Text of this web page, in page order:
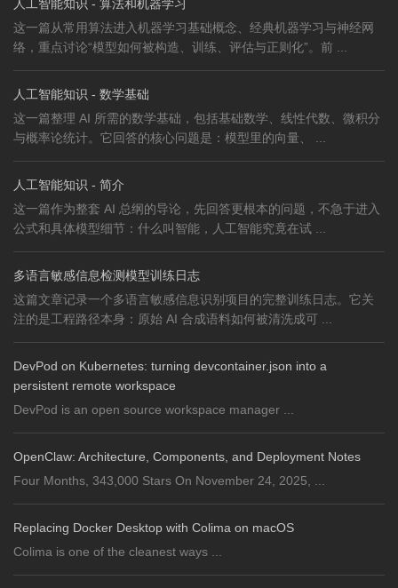
人工智能知识 - 算法和机器学习
这一篇从常用算法进入机器学习基础概念、经典机器学习与神经网
络，重点讨论“模型如何被构造、训练、评估与正则化”。前 ...
人工智能知识 - 数学基础
这一篇整理 AI 所需的数学基础，包括基础数学、线性代数、微积分
与概率论统计。它回答的核心问题是：模型里的向量、 ...
人工智能知识 - 简介
这一篇作为整套 AI 总纲的导论，先回答更根本的问题，不急于进入
公式和具体模型细节：什么叫智能，人工智能究竟在试 ...
多语言敏感信息检测模型训练日志
这篇文章记录一个多语言敏感信息识别项目的完整训练日志。它关
注的是工程路径本身：原始 AI 合成语料如何被清洗成可 ...
DevPod on Kubernetes: turning devcontainer.json into a
persistent remote workspace
DevPod is an open source workspace manager ...
OpenClaw: Architecture, Components, and Deployment Notes
Four Months, 343,000 Stars On November 24, 2025, ...
Replacing Docker Desktop with Colima on macOS
Colima is one of the cleanest ways ...